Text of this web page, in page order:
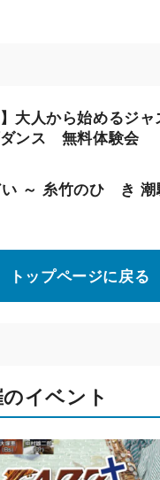
】大人から始めるジ
ンス 無料体験会
トップページに戻る
～ 糸竹のひゞき 潮
イベント